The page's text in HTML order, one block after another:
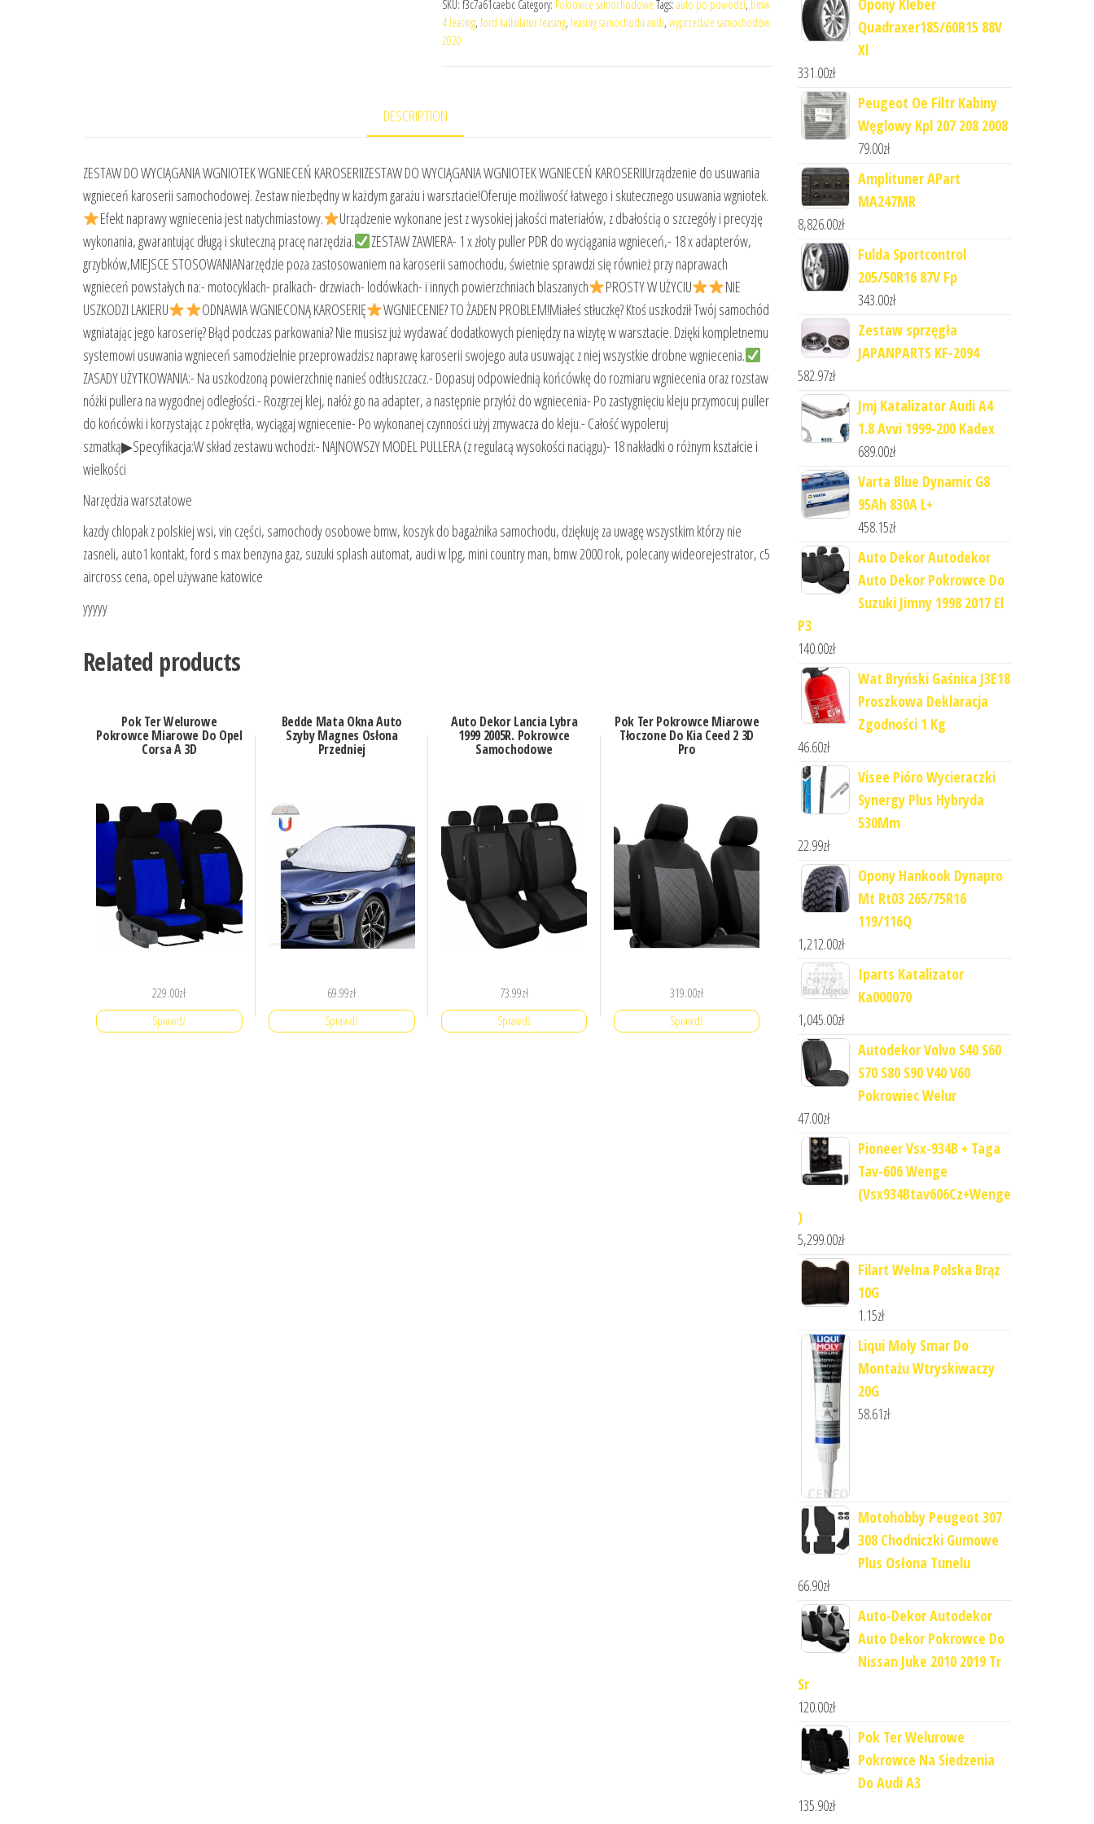
SKU: f3c7a61caebc Category: Pokrowce samochodowe Tags: auto po powodzi, bmw
4 leasing, ford kalkulator leasing, leasing samochodu audi, wyprzedaże samochodów
2020
DESCRIPTION
ZESTAW DO WYCIĄGANIA WGNIOTEK WGNIECEŃ KAROSERIIZESTAW DO WYCIĄGANIA WGNIOTEK WGNIECEŃ KAROSERIIUrządzenie do usuwania
wgnieceń karoserii samochodowej. Zestaw niezbędny w każdym garażu i warsztacie!Oferuje możliwość łatwego i skutecznego usuwania wgniotek.
Efekt naprawy wgniecenia jest natychmiastowy.
Urządzenie wykonane jest z wysokiej jakości materiałów, z dbałością o szczegóły i precyzję
wykonania, gwarantując długą i skuteczną pracę narzędzia.
ZESTAW ZAWIERA- 1 x złoty puller PDR do wyciągania wgnieceń,- 18 x adapterów,
grzybków,MIEJSCE STOSOWANIANarzędzie poza zastosowaniem na karoserii samochodu, świetnie sprawdzi się również przy naprawach
wgnieceń powstałych na:- motocyklach- pralkach- drzwiach- lodówkach- i innych powierzchniach blaszanych
PROSTY W UŻYCIU
NIE
USZKODZI LAKIERU
ODNAWIA WGNIECONĄ KAROSERIĘ
WGNIECENIE? TO ŻADEN PROBLEM!Miałeś stłuczkę? Ktoś uszkodził Twój samochód
wgniatając jego karoserię? Błąd podczas parkowania? Nie musisz już wydawać dodatkowych pieniędzy na wizytę w warsztacie. Dzięki kompletnemu
systemowi usuwania wgnieceń samodzielnie przeprowadzisz naprawę karoserii swojego auta usuwając z niej wszystkie drobne wgniecenia.
ZASADY UŻYTKOWANIA:- Na uszkodzoną powierzchnię nanieś odtłuszczacz.- Dopasuj odpowiednią końcówkę do rozmiaru wgniecenia oraz rozstaw
nóżki pullera na wygodnej odległości.- Rozgrzej klej, nałóż go na adapter, a następnie przyłóż do wgniecenia- Po zastygnięciu kleju przymocuj puller
do końcówki i korzystając z pokrętła, wyciągaj wgniecenie- Po wykonanej czynności użyj zmywacza do kleju.- Całość wypoleruj
szmatką▶Specyfikacja:W skład zestawu wchodzi:- NAJNOWSZY MODEL PULLERA (z regulacą wysokości naciągu)- 18 nakładki o różnym kształcie i
wielkości
Narzędzia warsztatowe
kazdy chlopak z polskiej wsi, vin części, samochody osobowe bmw, koszyk do bagażnika samochodu, dziękuję za uwagę wszystkim którzy nie
zasneli, auto1 kontakt, ford s max benzyna gaz, suzuki splash automat, audi w lpg, mini country man, bmw 2000 rok, polecany wideorejestrator, c5
aircross cena, opel używane katowice
yyyyy
Related products
Pok Ter Welurowe
Pokrowce Miarowe Do Opel
Corsa A 3D
229.00zł
Sprawdź
Bedde Mata Okna Auto
Szyby Magnes Osłona
Przedniej
69.99zł
Sprawdź
Auto Dekor Lancia Lybra
1999 2005R. Pokrowce
Samochodowe
73.99zł
Sprawdź
Pok Ter Pokrowce Miarowe
Tłoczone Do Kia Ceed 2 3D
Pro
319.00zł
Sprawdź
Opony Kleber
Quadraxer185/60R15 88V
Xl
331.00zł
Peugeot Oe Filtr Kabiny
Węglowy Kpl 207 208 2008
79.00zł
Amplituner APart
MA247MR
8,826.00zł
Fulda Sportcontrol
205/50R16 87V Fp
343.00zł
Zestaw sprzęgła
JAPANPARTS KF-2094
582.97zł
Jmj Katalizator Audi A4
1.8 Avvi 1999-200 Kadex
689.00zł
Varta Blue Dynamic G8
95Ah 830A L+
458.15zł
Auto Dekor Autodekor
Auto Dekor Pokrowce Do
Suzuki Jimny 1998 2017 El
P3
140.00zł
Wat Bryński Gaśnica J3E18
Proszkowa Deklaracja
Zgodności 1 Kg
46.60zł
Visee Pióro Wycieraczki
Synergy Plus Hybryda
530Mm
22.99zł
Opony Hankook Dynapro
Mt Rt03 265/75R16
119/116Q
1,212.00zł
Iparts Katalizator
Ka000070
1,045.00zł
Autodekor Volvo S40 S60
S70 S80 S90 V40 V60
Pokrowiec Welur
47.00zł
Pioneer Vsx-934B + Taga
Tav-606 Wenge
(Vsx934Btav606Cz+Wenge
)
5,299.00zł
Filart Wełna Polska Brąz
10G
1.15zł
Liqui Moly Smar Do
Montażu Wtryskiwaczy
20G
58.61zł
Motohobby Peugeot 307
308 Chodniczki Gumowe
Plus Osłona Tunelu
66.90zł
Auto-Dekor Autodekor
Auto Dekor Pokrowce Do
Nissan Juke 2010 2019 Tr
Sr
120.00zł
Pok Ter Welurowe
Pokrowce Na Siedzenia
Do Audi A3
135.90zł